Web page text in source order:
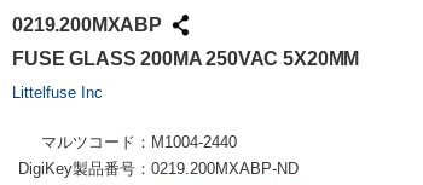
0219.200MXABP
FUSE GLASS 200MA 250VAC 5X20MM
Littelfuse Inc
マルツコード： M1004-2440
DigiKey製品番号： 0219.200MXABP-ND